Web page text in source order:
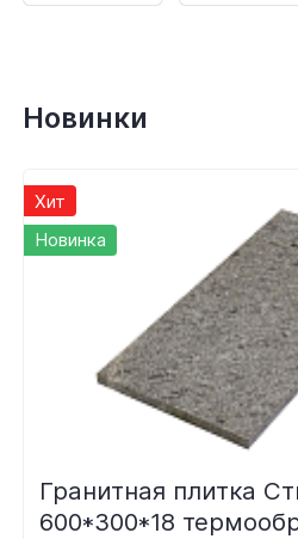
Новинки
Хит
Новинка
Гранитная плитка
600*300*18